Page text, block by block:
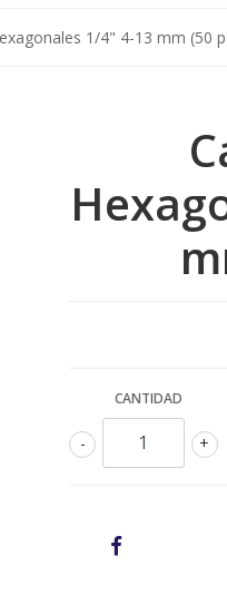
1/4" 4-13 mm (50
CANTIDAD
+
-